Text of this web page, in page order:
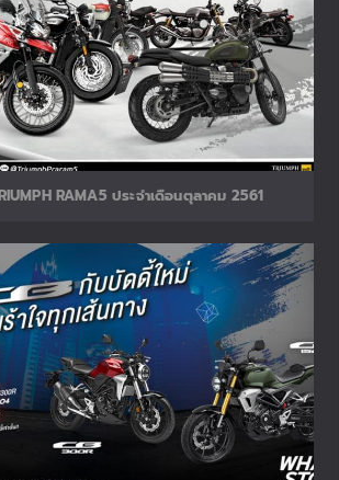
RAMA5 ประจำเดือนตุลาคม 2561